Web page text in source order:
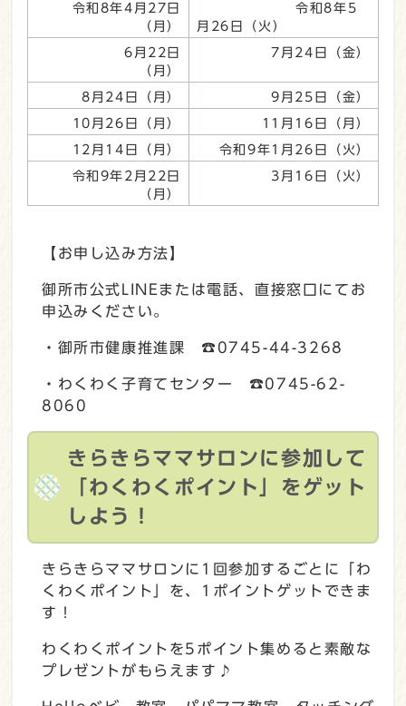
令和8年4月27日
（月）
令和8年5
月26日（火）
6月22日
（月）
7月24日（金）
8月24日（月） 9月25日（金）
10月26日（月） 11月16日（月）
12月14日（月） 令和9年1月26日（火）
令和9年2月22日
（月）
3月16日（火）
【お申し込み方法】
御所市公式LINEまたは電話、直接窓口にてお
申込みください。
・御所市健康推進課 ☎0745-44-3268
・わくわく子育てセンター ☎0745-62-
8060
きらきらママサロンに参加して
「わくわくポイント」をゲット
しよう！
きらきらママサロンに1回参加するごとに「わ
くわくポイント」を、1ポイントゲットできま
す！
わくわくポイントを5ポイント集めると素敵な
プレゼントがもらえます♪